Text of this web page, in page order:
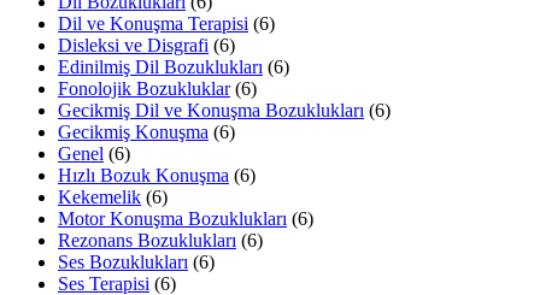
Dil ve Konuşma Terapisi (6)
Disleksi ve Disgrafi (6)
Edinilmiş Dil Bozuklukları (6)
Fonolojik Bozukluklar (6)
Gecikmiş Dil ve Konuşma Bozuklukları (6)
Gecikmiş Konuşma (6)
Genel (6)
Hızlı Bozuk Konuşma (6)
Kekemelik (6)
Motor Konuşma Bozuklukları (6)
Rezonans Bozuklukları (6)
Ses Bozuklukları (6)
Ses Terapisi (6)